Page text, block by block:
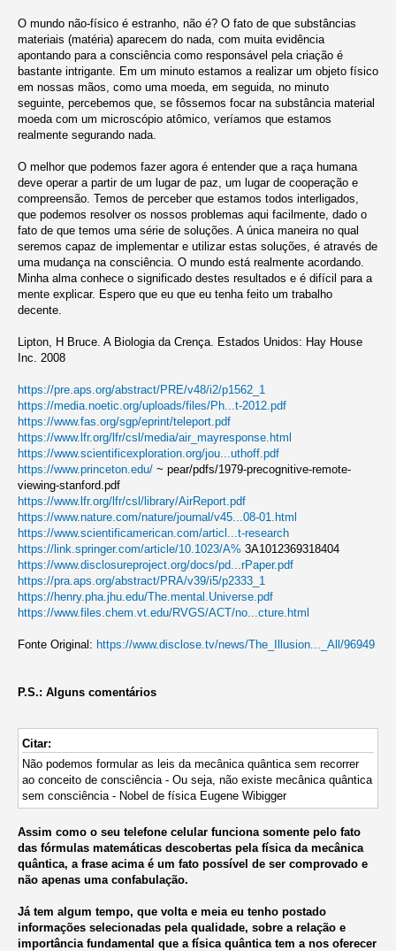
O mundo não-físico é estranho, não é? O fato de que substâncias
materiais (matéria) aparecem do nada, com muita evidência
apontando para a consciência como responsável pela criação é
bastante intrigante. Em um minuto estamos a realizar um objeto físico
em nossas mãos, como uma moeda, em seguida, no minuto
seguinte, percebemos que, se fôssemos focar na substância material
moeda com um microscópio atômico, veríamos que estamos
realmente segurando nada.
O melhor que podemos fazer agora é entender que a raça humana
deve operar a partir de um lugar de paz, um lugar de cooperação e
compreensão. Temos de perceber que estamos todos interligados,
que podemos resolver os nossos problemas aqui facilmente, dado o
fato de que temos uma série de soluções. A única maneira no qual
seremos capaz de implementar e utilizar estas soluções, é através de
uma mudança na consciência. O mundo está realmente acordando.
Minha alma conhece o significado destes resultados e é difícil para a
mente explicar. Espero que eu que eu tenha feito um trabalho
decente.
Lipton, H Bruce. A Biologia da Crença. Estados Unidos: Hay House
Inc. 2008
https://pre.aps.org/abstract/PRE/v48/i2/p1562_1
https://media.noetic.org/uploads/files/Ph...t-2012.pdf
https://www.fas.org/sgp/eprint/teleport.pdf
https://www.lfr.org/lfr/csl/media/air_mayresponse.html
https://www.scientificexploration.org/jou...uthoff.pdf
https://www.princeton.edu/~ pear/pdfs/1979-precognitive-remote-
viewing-stanford.pdf
https://www.lfr.org/lfr/csl/library/AirReport.pdf
https://www.nature.com/nature/journal/v45...08-01.html
https://www.scientificamerican.com/articl...t-research
https://link.springer.com/article/10.1023/A% 3A1012369318404
https://www.disclosureproject.org/docs/pd...rPaper.pdf
https://pra.aps.org/abstract/PRA/v39/i5/p2333_1
https://henry.pha.jhu.edu/The.mental.Universe.pdf
https://www.files.chem.vt.edu/RVGS/ACT/no...cture.html
Fonte Original: https://www.disclose.tv/news/The_Illusion..._All/96949
P.S.: Alguns comentários
Citar:
Não podemos formular as leis da mecânica quântica sem recorrer
ao conceito de consciência - Ou seja, não existe mecânica quântica
sem consciência - Nobel de física Eugene Wibigger
Assim como o seu telefone celular funciona somente pelo fato
das fórmulas matemáticas descobertas pela física da mecânica
quântica, a frase acima é um fato possível de ser comprovado e
não apenas uma confabulação.
Já tem algum tempo, que volta e meia eu tenho postado
informações selecionadas pela qualidade, sobre a relação e
importância fundamental que a física quântica tem a nos oferecer